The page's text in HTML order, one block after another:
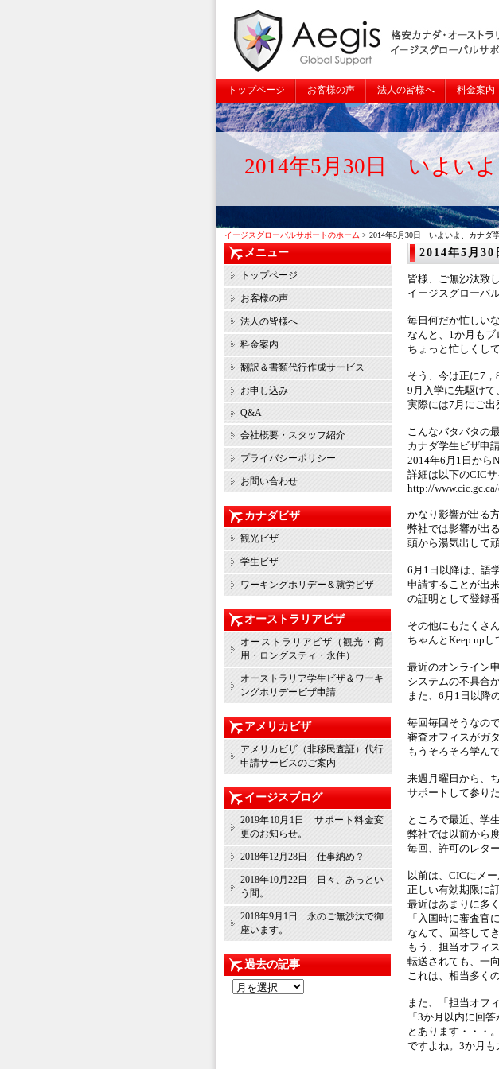
トップページ お客様の声 法人の皆様へ 料金案内
2014年5月30日 いよい
イージスグローバルサポートのホーム > 2014年5月30日 いよいよ、カナダ
2014年5月
皆様、ご無沙汰致
イージスグローバ
毎日何だか忙しい
なんと、1か月も
ちょっと忙しくし
そう、今は正に7，
9月入学に先駆けて
実際には7月にご出
こんなバタバタの
カナダ学生ビザ申
2014年6月1日から
詳細は以下のCICサ
http://
かなり影響が出る
弊社では影響が出
頭から湯気出して
6月1日以降は、語
申請することが出
の証明として登録
その他にもたくさ
ちゃんとKeep up
最近のオンライン
システムの不具合
また、6月1日以降
毎回毎回そうなの
審査オフィスがガ
もうそろそろ学ん
来週月曜日から、
サポートして参り
ところで最近、学
弊社では以前から
毎回、許可のレタ
以前は、CICにメ
正しい有効期限に
最近はあまりに多
「入国時に審査官
なんて、回答して
もう、担当オフィ
転送されても、一
これは、相当多く
また、「担当オフ
「3か月以内に回
とあります・・・
ですよね。3か月も
メニュー
トップページ
お客様の声
法人の皆様へ
料金案内
翻訳＆書類代行作成サービス
お申し込み
Q&A
会社概要・スタッフ紹介
プライバシーポリシー
お問い合わせ
カナダビザ
観光ビザ
学生ビザ
ワーキングホリデー＆就労ビザ
オーストラリアビザ
オーストラリアビザ（観光・商
用・ロングスティ・永住）
オーストラリア学生ビザ＆ワーキ
ングホリデービザ申請
アメリカビザ
アメリカビザ（非移民査証）代行
申請サービスのご案内
イージスブログ
2019年10月1日 サポート料金変
更のお知らせ。
2018年12月28日 仕事納め？
2018年10月22日 日々、あっとい
う間。
2018年9月1日 永のご無沙汰で御
座います。
過去の記事
過
去